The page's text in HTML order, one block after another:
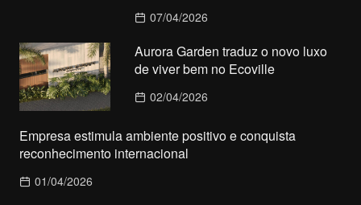
07/04/2026
Aurora Garden traduz o novo luxo
de viver bem no Ecoville
02/04/2026
Empresa estimula ambiente positivo e conquista
reconhecimento internacional
01/04/2026